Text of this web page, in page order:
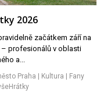
2026
začátkem září na
– profesionálů v oblasti
a...
Praha | Kultura | Fany